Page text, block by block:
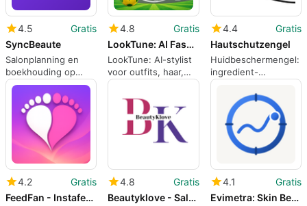
4.5
Gratis
SyncBeaute
Salonplanning en
boekhouding op
Android voor
schoonheidprofessionals
4.8
Gratis
LookTune: AI Fashion Stylist
LookTune: AI-stylist
voor outfits, haar,
make-up en
fanportretten
4.4
Gratis
Hautschutzengel
Huidbeschermengel:
ingredient-
gecentreerde
voor shoppers met
gevoelige huid
4.2
Gratis
FeedFan - Instafeet App
4.8
Gratis
Beautyklove - Salon at Home
4.1
Gratis
Evimetra: Skin Beauty Log